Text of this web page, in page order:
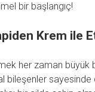
bir başlangıç!
Krem ile
her zaman büyük
sayesinde